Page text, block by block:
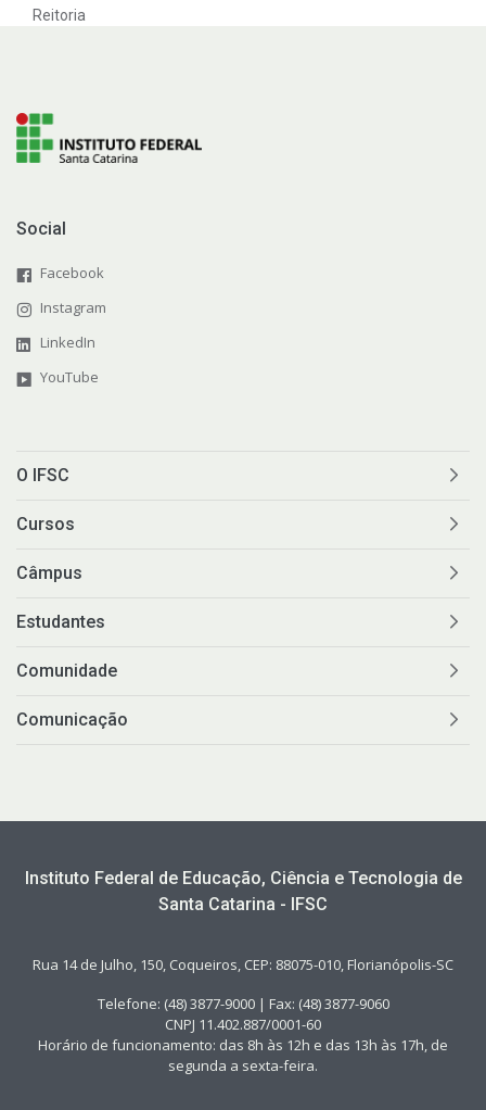
Reitoria
Social
Facebook
Instagram
LinkedIn
YouTube
O IFSC
Cursos
Câmpus
Estudantes
Comunidade
Comunicação
Instituto Federal de Educação, Ciência e Tecnologia de
Santa Catarina - IFSC
Rua 14 de Julho, 150, Coqueiros, CEP: 88075-010, Florianópolis-SC
Telefone: (48) 3877-9000 | Fax: (48) 3877-9060
CNPJ 11.402.887/0001-60
Horário de funcionamento: das 8h às 12h e das 13h às 17h, de
segunda a sexta-feira.